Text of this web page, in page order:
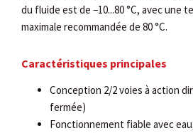
du fluide est de −10...80 °C, avec une
maximale recommandée de 80 °C.
Caractéristiques principales
Conception 2/2 voies à action
fermée)
Fonctionnement fiable avec